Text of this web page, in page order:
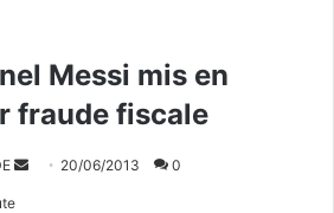
Messi mis en
fraude fiscale
20/06/2013 0